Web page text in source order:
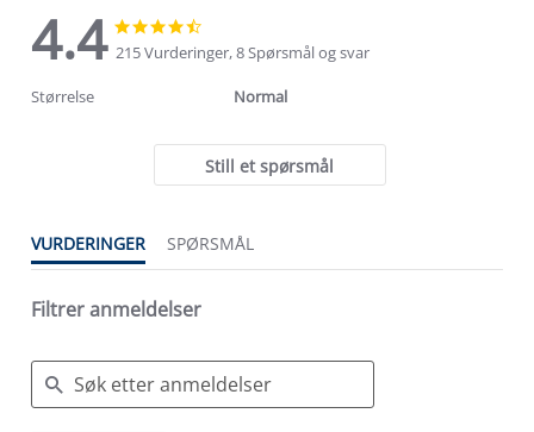
4.4
4.4
star
rating
star
rating
215 Vurderinger, 8 Spørsmål og svar
Størrelse Normal
Still et spørsmål
VURDERINGER SPØRSMÅL
Filtrer anmeldelser